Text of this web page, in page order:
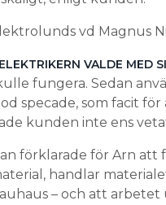
vd Magnus
VALDE MED
fungera. Sedan
specade, som facit
kunden inte ens
förklarade för Arn att
handlar
– och att